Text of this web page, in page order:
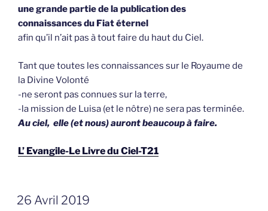
une grande partie de la publication des
connaissances du Fiat éternel
afin qu’il n’ait pas à tout faire du haut du Ciel.
Tant que toutes les connaissances sur le Royaume de
la Divine Volonté
-ne seront pas connues sur la terre,
-la mission de Luisa (et le nôtre) ne sera pas terminée.
Au ciel, elle (et nous) auront beaucoup à faire.
L’ Evangile-Le Livre du Ciel-T21
GEPLAATST
OP
26 Avril 2019